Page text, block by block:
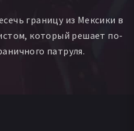
границу из Мексики в
который решает по-
патруля.